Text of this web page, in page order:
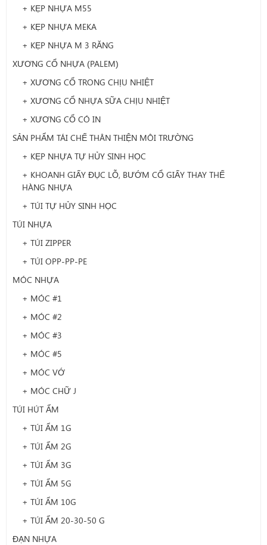
+ KẸP NHỰA M55
+ KẸP NHỰA MEKA
+ KẸP NHỰA M 3 RĂNG
XƯƠNG CỔ NHỰA (PALEM)
+ XƯƠNG CỔ TRONG CHỊU NHIỆT
+ XƯƠNG CỔ NHỰA SỮA CHỊU NHIỆT
+ XƯƠNG CỔ CÓ IN
SẢN PHẨM TÁI CHẾ THÂN THIỆN MÔI TRƯỜNG
+ KẸP NHỰA TỰ HỦY SINH HỌC
+ KHOANH GIẤY ĐỤC LỖ, BƯỚM CỔ GIẤY THAY THẾ
HÀNG NHỰA
+ TÚI TỰ HỦY SINH HỌC
TÚI NHỰA
+ TÚI ZIPPER
+ TÚI OPP-PP-PE
MÓC NHỰA
+ MÓC #1
+ MÓC #2
+ MÓC #3
+ MÓC #5
+ MÓC VỚ
+ MÓC CHỮ J
TÚI HÚT ẨM
+ TÚI ẨM 1G
+ TÚI ẨM 2G
+ TÚI ẨM 3G
+ TÚI ẨM 5G
+ TÚI ẨM 10G
+ TÚI ẨM 20-30-50 G
ĐẠN NHỰA